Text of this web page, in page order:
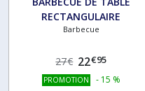
RECTANGULAIRE
Barbecue
27€ 22€95
PROMOTION - 15 %